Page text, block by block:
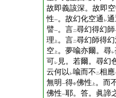
故即義該深。故即
性一。故幻化空通 レ
譬一。言二尋幻得幻師
理 上 。言二尋幻師得
空 上 。夢喩亦爾。尋レ
可レ 見。若爾。尋幻
云何以 レ喩而不 二相應
無明 一得中佛性 上 。而
佛性一耶。答。眞諦